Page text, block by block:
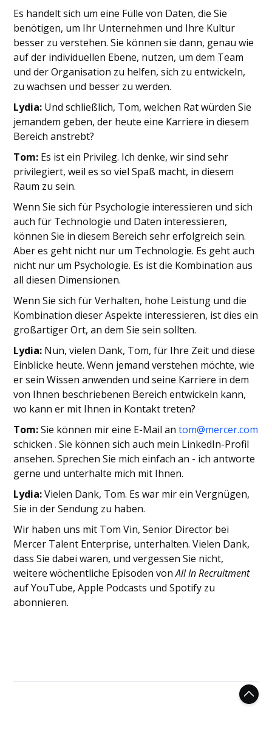
Es handelt sich um eine Fülle von Daten, die Sie
benötigen, um Ihr Unternehmen und Ihre Kultur
besser zu verstehen. Sie können sie dann, genau wie
auf der individuellen Ebene, nutzen, um dem Team
und der Organisation zu helfen, sich zu entwickeln,
zu wachsen und besser zu werden.
Lydia: Und schließlich, Tom, welchen Rat würden Sie
jemandem geben, der heute eine Karriere in diesem
Bereich anstrebt?
Tom: Es ist ein Privileg. Ich denke, wir sind sehr
privilegiert, weil es so viel Spaß macht, in diesem
Raum zu sein.
Wenn Sie sich für Psychologie interessieren und sich
auch für Technologie und Daten interessieren,
können Sie in diesem Bereich sehr erfolgreich sein.
Aber es geht nicht nur um Technologie. Es geht auch
nicht nur um Psychologie. Es ist die Kombination aus
all diesen Dimensionen.
Wenn Sie sich für Verhalten, hohe Leistung und die
Kombination dieser Aspekte interessieren, ist dies ein
großartiger Ort, an dem Sie sein sollten.
Lydia: Nun, vielen Dank, Tom, für Ihre Zeit und diese
Einblicke heute. Wenn jemand verstehen möchte, wie
er sein Wissen anwenden und seine Karriere in dem
von Ihnen beschriebenen Bereich entwickeln kann,
wo kann er mit Ihnen in Kontakt treten?
Tom:Sie können mir eine E-Mail antom@mercer.com
schicken. Sie können sich auch mein LinkedIn-Profil
ansehen. Sprechen Sie mich einfach an - ich antworte
gerne und unterhalte mich mit Ihnen.
Lydia:Vielen Dank, Tom. Es war mir ein Vergnügen,
Sie in der Sendung zu haben.
Wir haben uns mit Tom Vin, Senior Director bei
Mercer Talent Enterprise, unterhalten. Vielen Dank,
dass Sie dabei waren, und vergessen Sie nicht,
weitere wöchentliche Episoden vonAll In Recruitment
auf YouTube, Apple Podcasts und Spotify zu
abonnieren.